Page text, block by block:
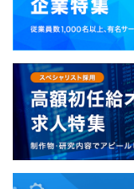
「サービス開発本部
ア・デザイナーな
ぞれのロール別に
プロジェクトが動
がアサインされて
ます。
3ヶ月（条件変更な